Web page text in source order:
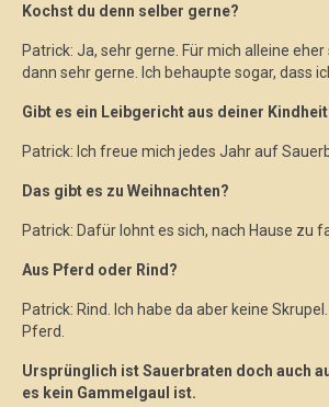
Kochst du denn selber gerne?
Patrick: Ja, sehr gerne. Für mich alleine
dann sehr gerne. Ich behaupte sogar, dass
Gibt es ein Leibgericht aus deiner
Patrick: Ich freue mich jedes Jahr auf
Das gibt es zu Weihnachten?
Patrick: Dafür lohnt es sich, nach Hause zu
Aus Pferd oder Rind?
Patrick: Rind. Ich habe da aber keine
Pferd.
Ursprünglich ist Sauerbraten doch auch
es kein Gammelgaul ist.